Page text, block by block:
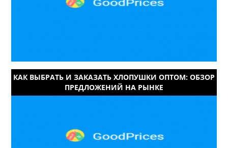
КАК ВЫБРАТЬ И ЗАКАЗАТЬ ХЛОПУШКИ ОПТОМ: ОБЗОР
ПРЕДЛОЖЕНИЙ НА РЫНКЕ